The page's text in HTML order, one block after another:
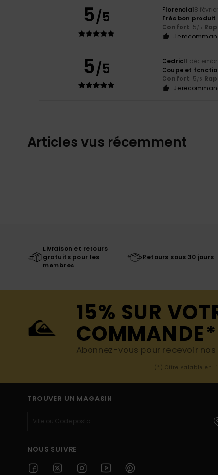
5/5 Florencia18
Très bon produit
Confort: 5/5
Je
5/5 Cedric11
Coupe et
Confort: 5/5
Je
Articles vus récemment
Livraison et retours
gratuits pour les
membres
Retours sous 30 jours
15% SUR
COMMANDE*
Abonnez-vous pour recevoir
(*) Offre valable en
TROUVER UN MAGASIN
NOUS SUIVRE